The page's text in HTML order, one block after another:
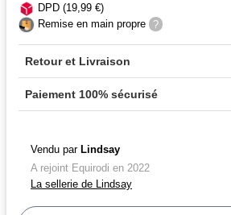
DPD (19,99 €)
Remise en main propre
?
Retour et Livraison
Paiement 100% sécurisé
Vendu par Lindsay
A rejoint Equirodi en 2022
La sellerie de Lindsay